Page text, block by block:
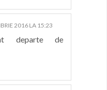
2016 LA 15:23
departe de